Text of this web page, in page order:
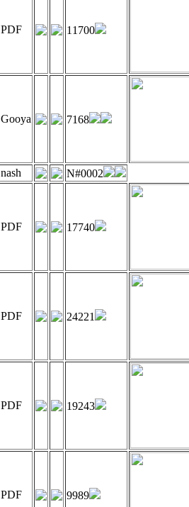
PDF 11700
Gooya 7168
nash N#0002
PDF 17740
PDF 24221
PDF 19243
PDF 9989